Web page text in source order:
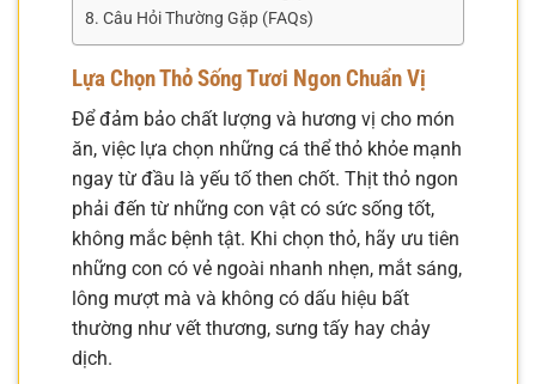
Câu Hỏi Thường Gặp (FAQs)
Lựa Chọn Thỏ Sống Tươi Ngon Chuẩn Vị
Để đảm bảo chất lượng và hương vị cho món
ăn, việc lựa chọn những cá thể thỏ khỏe mạnh
ngay từ đầu là yếu tố then chốt. Thịt thỏ ngon
phải đến từ những con vật có sức sống tốt,
không mắc bệnh tật. Khi chọn thỏ, hãy ưu tiên
những con có vẻ ngoài nhanh nhẹn, mắt sáng,
lông mượt mà và không có dấu hiệu bất
thường như vết thương, sưng tấy hay chảy
dịch.